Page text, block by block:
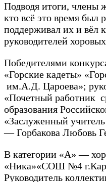
Подводя итоги, члены
кто всё это время был
поддерживал их и вёл
руководителей
Победителями
«Горские кадеты»
им.А.Д. Цароева»;
«Почетный работник
образования
«Заслуженный
— Горбакова Любовь
В категории «А» —
«Ника»«СОШ №4
Руководитель